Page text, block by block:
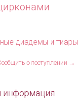
диадемы и тиары
о поступлении →
информация